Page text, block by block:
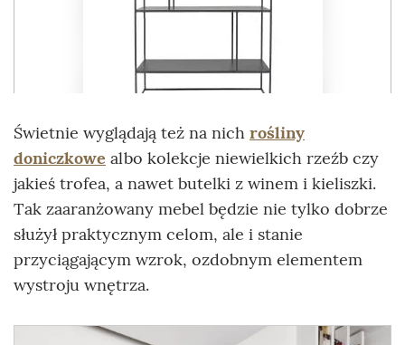
Świetnie wyglądają też na nich rośliny
doniczkowe albo kolekcje niewielkich rzeźb czy
jakieś trofea, a nawet butelki z winem i kieliszki.
Tak zaaranżowany mebel będzie nie tylko dobrze
służył praktycznym celom, ale i stanie
przyciągającym wzrok, ozdobnym elementem
wystroju wnętrza.